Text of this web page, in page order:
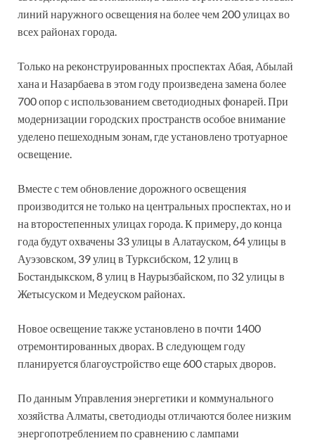
линий наружного освещения на более чем 200 улицах во
всех районах города.
Только на реконструированных проспектах Абая, Абылай
хана и Назарбаева в этом году произведена замена более
700 опор с использованием светодиодных фонарей. При
модернизации городских пространств особое внимание
уделено пешеходным зонам, где установлено тротуарное
освещение.
Вместе с тем обновление дорожного освещения
производится не только на центральных проспектах, но и
на второстепенных улицах города. К примеру, до конца
года будут охвачены 33 улицы в Алатауском, 64 улицы в
Ауэзовском, 39 улиц в Турксибском, 12 улиц в
Бостандыкском, 8 улиц в Наурызбайском, по 32 улицы в
Жетысуском и Медеуском районах.
Новое освещение также установлено в почти 1400
отремонтированных дворах. В следующем году
планируется благоустройство еще 600 старых дворов.
По данным Управления энергетики и коммунального
хозяйства Алматы, светодиоды отличаются более низким
энергопотреблением по сравнению с лампами